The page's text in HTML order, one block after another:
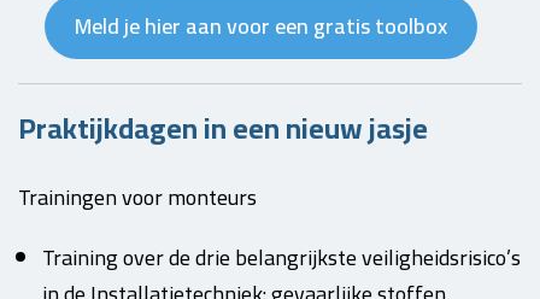
Meld je hier aan voor een gratis toolbox
Praktijkdagen in een nieuw jasje
Trainingen voor monteurs
Training over de drie belangrijkste veiligheidsrisico’s